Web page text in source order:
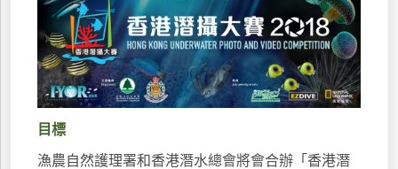
目標
漁農自然護理署和香港潛水總會將會合辦「香港潛